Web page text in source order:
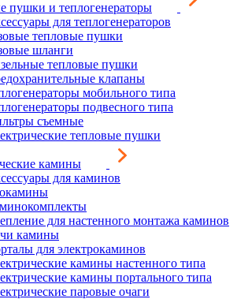
пушки и теплогенераторы
для теплогенераторов
тепловые пушки
шланги
тепловые пушки
клапаны
мобильного типа
подвесного типа
съемные
тепловые пушки
камины
для каминов
для настенного монтажа каминов
камины
для электрокаминов
камины настенного типа
камины портального типа
паровые очаги